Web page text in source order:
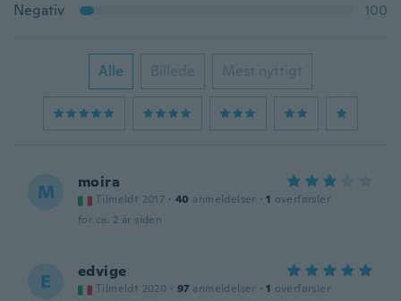
Negativ
100
Alle Billede Mest nyttigt
M moira
Tilmeldt 2017 · 40 anmeldelser · 1 overførsler
for ca. 2 år siden
E edvige
Tilmeldt 2020 · 97 anmeldelser · 1 overførsler